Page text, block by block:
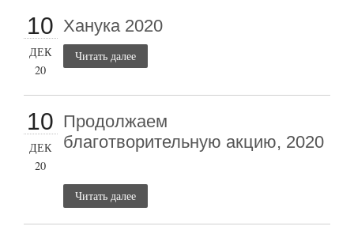
10
ДЕК
20
Ханука 2020
Читать далее
10
ДЕК
20
Продолжаем
благотворительную акцию, 2020
Читать далее